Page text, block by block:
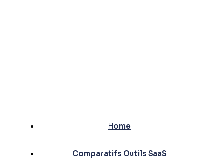
Home
Comparatifs Outils SaaS